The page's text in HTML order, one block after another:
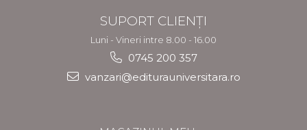
SUPORT CLIENȚI
Luni - Vineri intre 8.00 - 16.00
0745 200 357
vanzari@editurauniversitara.ro